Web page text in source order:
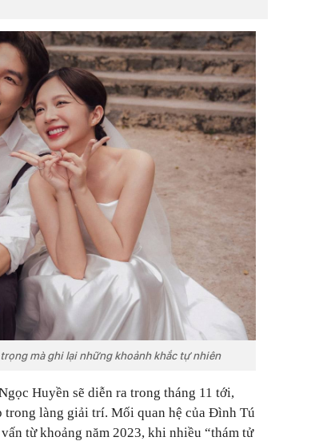
mà ghi lại những khoảnh khắc tự nhiên
Huyền sẽ diễn ra trong tháng 11 tới,
trong làng giải trí. Mối quan hệ của Đình Tú
từ khoảng năm 2023, khi nhiều “thám tử